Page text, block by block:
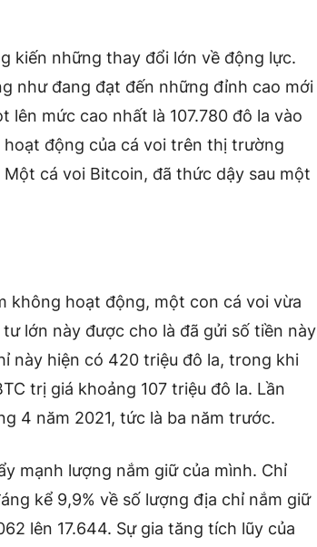
kiến ​​những thay đổi lớn về động lực.
như đang đạt đến những đỉnh cao mới
mức cao nhất là 107.780 đô la vào
động của cá voi trên thị trường
cá voi Bitcoin, đã thức dậy sau một
không hoạt động, một con cá voi vừa
lớn này được cho là đã gửi số tiền này
này hiện có 420 triệu đô la, trong khi
trị giá khoảng 107 triệu đô la. Lần
4 năm 2021, tức là ba năm trước.
mạnh lượng nắm giữ của mình. Chỉ
kể 9,9% về số lượng địa chỉ nắm giữ
lên 17.644. Sự gia tăng tích lũy của